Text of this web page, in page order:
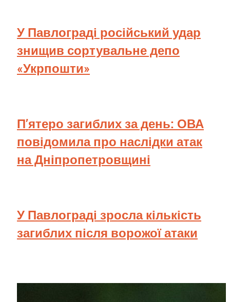
У Павлограді російський удар
знищив сортувальне депо
«Укрпошти»
П’ятеро загиблих за день: ОВА
повідомила про наслідки атак
на Дніпропетровщині
У Павлограді зросла кількість
загиблих після ворожої атаки